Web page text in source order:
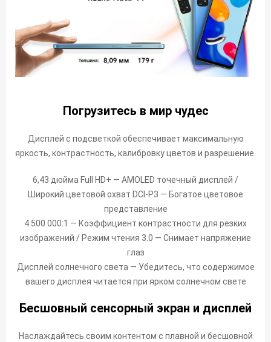
Погрузитесь в мир чудес
Дисплей с подсветкой обеспечивает максимальную
яркость, контрастность, калибровку цветов и разрешение.
6,43 дюйма Full HD+ — AMOLED точечный дисплей /
Широкий цветовой охват DCI-P3 — Богатое цветовое
представление
4 500 000:1 — Коэффициент контрастности для резких
изображений / Режим чтения 3.0 — Снимает напряжение
глаз
Дисплей солнечного света — Убедитесь, что содержимое
вашего дисплея читается при ярком солнечном свете
Бесшовный сенсорный экран и дисплей
Наслаждайтесь своим контентом с плавной и бесшовной